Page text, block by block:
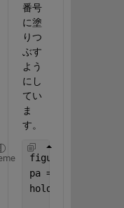
番号
に塗
りつ
ぶす
よう
にし
てい
ま
す。
figure;
pa = polaraxes;
hold